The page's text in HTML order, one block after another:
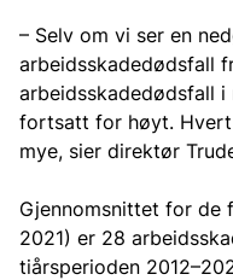
– Selv om vi ser en
arbeidsskadedødsfall
arbeidsskadedødsfall
fortsatt for høyt.
mye, sier direktør
Gjennomsnittet for de
2021) er 28
tiårsperioden